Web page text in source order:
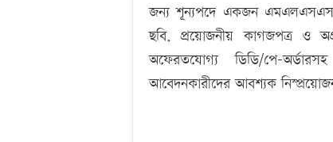
জন্য শূন্যপদে একজন
ছবি, প্রয়োজনীয় কাগজপত্র ও
অফেরতযোগ্য ডিডি/পে-
আবেদনকারীদের আবশ্যক